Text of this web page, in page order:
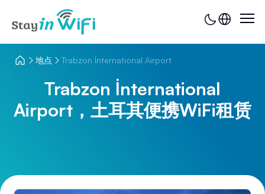
地点 Trabzon İnternational Airport
Trabzon İnternational
Airport，土耳其便携WiFi租赁